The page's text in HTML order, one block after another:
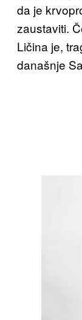
da je
zaustaviti.
Ličina je,
današnje